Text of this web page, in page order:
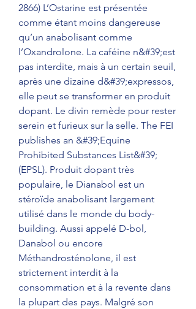
2866) L’Ostarine est présentée
comme étant moins dangereuse
qu’un anabolisant comme
l’Oxandrolone. La caféine n&#39;est
pas interdite, mais à un certain seuil,
après une dizaine d&#39;expressos,
elle peut se transformer en produit
dopant. Le divin remède pour rester
serein et furieux sur la selle. The FEI
publishes an &#39;Equine
Prohibited Substances List&#39;
(EPSL). Produit dopant très
populaire, le Dianabol est un
stéroïde anabolisant largement
utilisé dans le monde du body-
building. Aussi appelé D-bol,
Danabol ou encore
Méthandrosténolone, il est
strictement interdit à la
consommation et à la revente dans
la plupart des pays. Malgré son